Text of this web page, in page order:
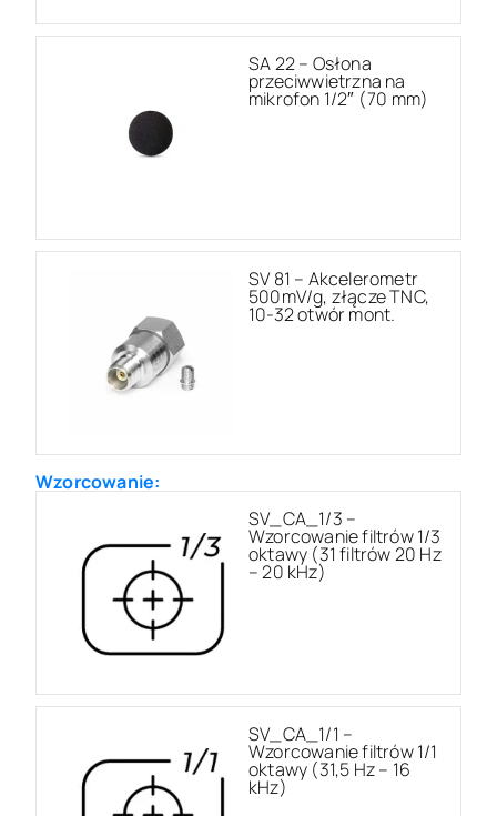
SA 22 – Osłona
przeciwwietrzna na
mikrofon 1/2″ (70 mm)
SV 81 – Akcelerometr
500mV/g, złącze TNC,
10-32 otwór mont.
Wzorcowanie:
SV_CA_1/3 –
Wzorcowanie filtrów 1/3
oktawy (31 filtrów 20 Hz
– 20 kHz)
SV_CA_1/1 –
Wzorcowanie filtrów 1/1
oktawy (31,5 Hz – 16
kHz)